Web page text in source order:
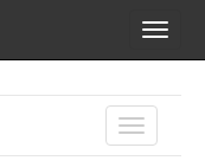
TOGGLE